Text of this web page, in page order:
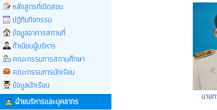
หลักสูตรที่เปิดสอน
ปฏิทินกิจกรรม
ข้อมูลอาคารสถานที่
ทำเนียบผู้บริหาร
คณะกรรมการสถานศึกษา
คณะกรรมการนักเรียน
ข้อมูลนักเรียน
ฝ่ายบริหารและบุคลากร
นาย